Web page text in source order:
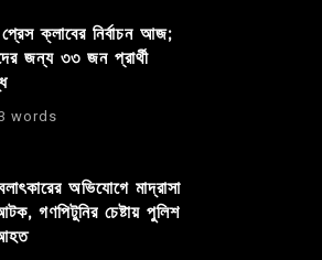
ক্লাবের নির্বাচন আজ;
জন্য ৩৩ জন প্রার্থী
words
অভিযোগে মাদ্রাসা
গণপিটুনির চেষ্টায় পুলিশ